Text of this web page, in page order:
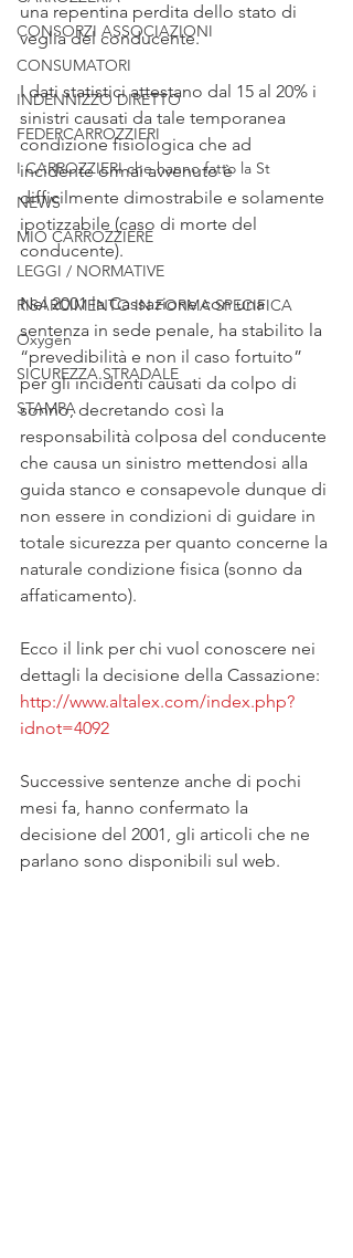
CONSORZI ASSOCIAZIONI
CONSUMATORI
INDENNIZZO DIRETTO
FEDERCARROZZIERI
I CARROZZIERI che hanno fatto la St
NEWS
MIO CARROZZIERE
LEGGI / NORMATIVE
RISARCIMENTO IN FORMA SPECIFICA
Oxygen
SICUREZZA STRADALE
STAMPA
una repentina perdita dello stato di
veglia del conducente.
I dati statistici attestano dal 15 al 20% i
sinistri causati da tale temporanea
condizione fisiologica che ad
incidente ormai avvenuto è
difficilmente dimostrabile e solamente
ipotizzabile (caso di morte del
conducente).
Nel 2001 la Cassazione con una
sentenza in sede penale, ha stabilito la
“prevedibilità e non il caso fortuito”
per gli incidenti causati da colpo di
sonno, decretando così la
responsabilità colposa del conducente
che causa un sinistro mettendosi alla
guida stanco e consapevole dunque di
non essere in condizioni di guidare in
totale sicurezza per quanto concerne la
naturale condizione fisica (sonno da
affaticamento).
Ecco il link per chi vuol conoscere nei
dettagli la decisione della Cassazione:
http://www.altalex.com/index.php?
idnot=4092
Successive sentenze anche di pochi
mesi fa, hanno confermato la
decisione del 2001, gli articoli che ne
parlano sono disponibili sul web.